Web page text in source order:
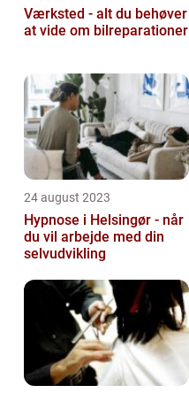
Værksted - alt du behøver
at vide om bilreparationer
24 august 2023
Hypnose i Helsingør - når
du vil arbejde med din
selvudvikling